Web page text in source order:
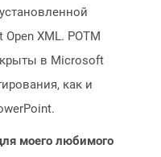
XML. POTM
в Microsoft
как и
моего любимого